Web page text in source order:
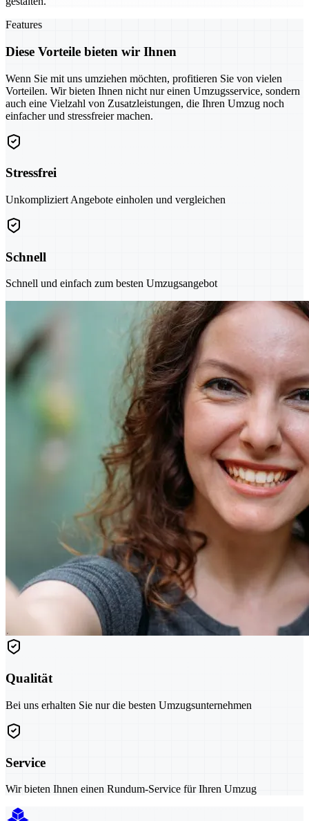
Features
Diese Vorteile bieten wir Ihnen
Wenn Sie mit uns umziehen möchten, profitieren Sie von vielen
Vorteilen. Wir bieten Ihnen nicht nur einen Umzugsservice, sondern
auch eine Vielzahl von Zusatzleistungen, die Ihren Umzug noch
einfacher und stressfreier machen.
Stressfrei
Unkompliziert Angebote einholen und vergleichen
Schnell
Schnell und einfach zum besten Umzugsangebot
Qualität
Bei uns erhalten Sie nur die besten Umzugsunternehmen
Service
Wir bieten Ihnen einen Rundum-Service für Ihren Umzug